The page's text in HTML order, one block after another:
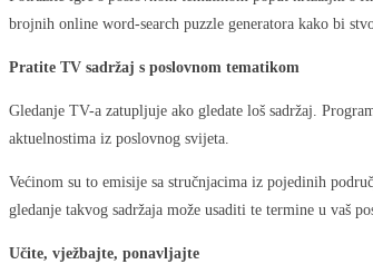
brojnih online word-search puzzle generatora kako bi
Pratite TV sadržaj s poslovnom tematikom
Gledanje TV-a zatupljuje ako gledate loš sadržaj.
aktuelnostima iz poslovnog svijeta.
Većinom su to emisije sa stručnjacima iz pojedinih
gledanje takvog sadržaja može usaditi te termine u vaš
Učite, vježbajte, ponavljajte